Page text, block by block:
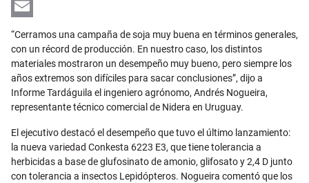
LinkedIn
Email
“Cerramos una campaña de soja muy buena en términos generales,
con un récord de producción. En nuestro caso, los distintos
materiales mostraron un desempeño muy bueno, pero siempre los
años extremos son difíciles para sacar conclusiones”, dijo a
Informe Tardáguila el ingeniero agrónomo, Andrés Nogueira,
representante técnico comercial de Nidera en Uruguay.
El ejecutivo destacó el desempeño que tuvo el último lanzamiento:
la nueva variedad Conkesta 6223 E3, que tiene tolerancia a
herbicidas a base de glufosinato de amonio, glifosato y 2,4 D junto
con tolerancia a insectos Lepidópteros. Nogueira comentó que los